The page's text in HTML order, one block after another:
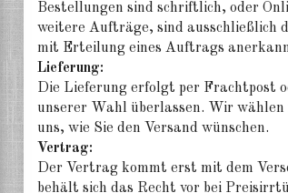
Bestellungen sind schriftlich, oder
weitere Aufträge, sind ausschließlich
mit Erteilung eines Auftrags
Lieferung:
Die Lieferung erfolgt per Frachtpost
unserer Wahl überlassen. Wir wählen
uns, wie Sie den Versand wünschen.
Vertrag:
Der Vertrag kommt erst mit dem
behält sich das Recht vor bei